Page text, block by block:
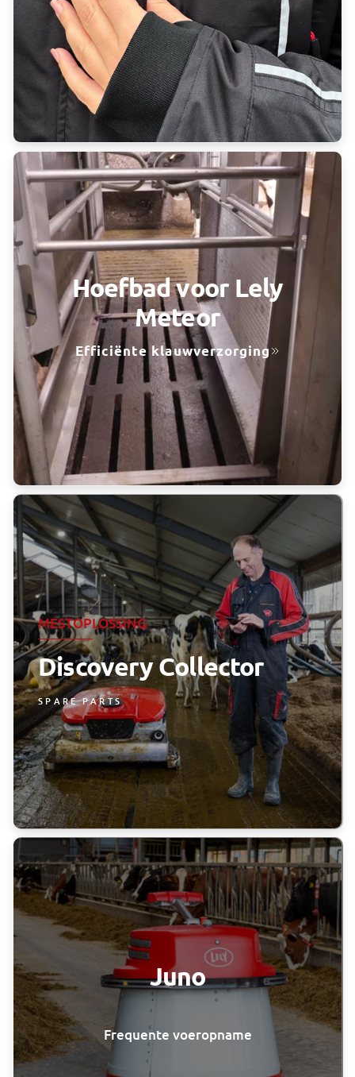
Hoefbad voor Lely
Meteor
Efficiënte klauwverzorging
MESTOPLOSSING
Discovery Collector
SPARE PARTS
Juno
Frequente voeropname